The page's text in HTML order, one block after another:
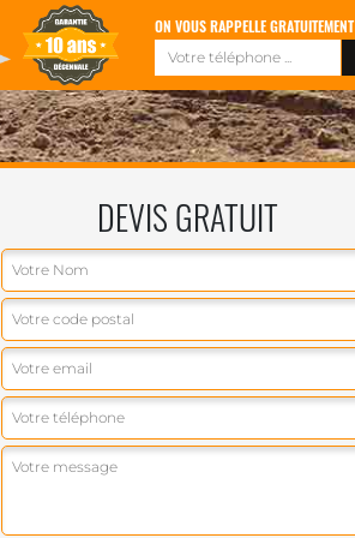
ON VOUS RAPPELLE GRATUITEMENT
DEVIS GRATUIT